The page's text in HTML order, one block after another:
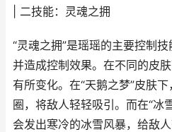
| 二技能：灵魂之拥
“灵魂之拥”是瑶瑶的主要控制
并造成控制效果。在不同的皮
有所变化。在“天鹅之梦”皮肤
圈，将敌人轻轻吸引。而在“冰
会发出寒冷的冰雪风暴，给敌